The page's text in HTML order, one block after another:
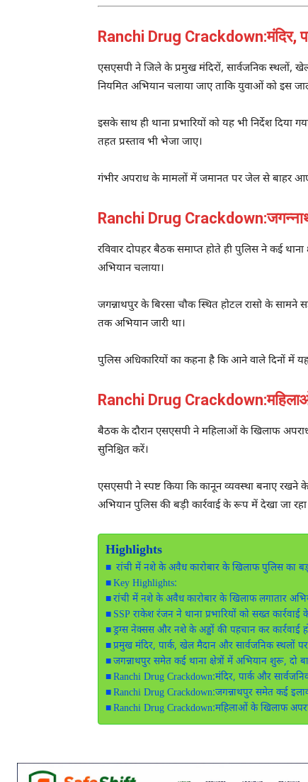
Ranchi Drug Crackdown:मंदिर,
एसएसपी ने जिले के प्रमुख मंदिरों, सार्वजनिक स्थलों,
नियमित अभियान चलाया जाए ताकि युवाओं को इस
इसके साथ ही थाना प्रभारियों को यह भी निर्देश
तहत प्रस्ताव भी भेजा जाए।
गंभीर अपराध के मामलों में जमानत पर जेल से बाहर आए
Ranchi Drug
रविवार दोपहर बैठक समाप्त होते ही पुलिस ने कई
अभियान चलाया।
जगन्नाथपुर के बिरसा चौक स्थित होटल रासो के
तक अभियान जारी था।
पुलिस अधिकारियों का कहना है कि आने वाले दिनों में
Ranchi Drug
बैठक के दौरान एसएसपी ने महिलाओं के खिलाफ अपराधों
सुनिश्चित करें।
एसएसपी ने स्पष्ट किया कि कानून व्यवस्था बनाए रखने
अभियान पुलिस की बड़ी कार्रवाई के रूप में देखा जा रहा
Highlights
रांची में नशे के अवैध कारोबार के खिलाफ पुलिस का
Key Highlights:
रांची में नशे के अवैध कारोबार के खिलाफ लगातार
SSP राकेश रंजन ने थाना प्रभारियों को सख्त कार्रवाई
ड्रग्स नेक्सस और नशे के अड्डों की पहचान कर कार्रवाई
प्रमुख मंदिर, पार्क, खेल मैदान और सार्वजनिक स्थलों पर
जगन्नाथपुर समेत कई थाना क्षेत्रों में अभियान शुरू, दो
Ranchi Drug Crackdown:मंदिर, पार्क और
Ranchi Drug Crackdown:जगन्नाथपुर समेत कई
Ranchi Drug Crackdown:महिलाओं के खिलाफ